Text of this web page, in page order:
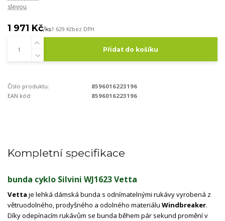
slevou
1 971 Kč/ks1 629 Kčbez DPH
Přidat do košíku
Číslo produktu:
8596016223196
EAN kód:
8596016223196
Kompletní specifikace
bunda cyklo Silvini WJ1623 Vetta
Vetta je lehká dámská bunda s odnímatelnými rukávy vyrobená z
větruodolného, ​​prodyšného a odolného materiálu Windbreaker.
Díky odepínacím rukávům se bunda během pár sekund promění v